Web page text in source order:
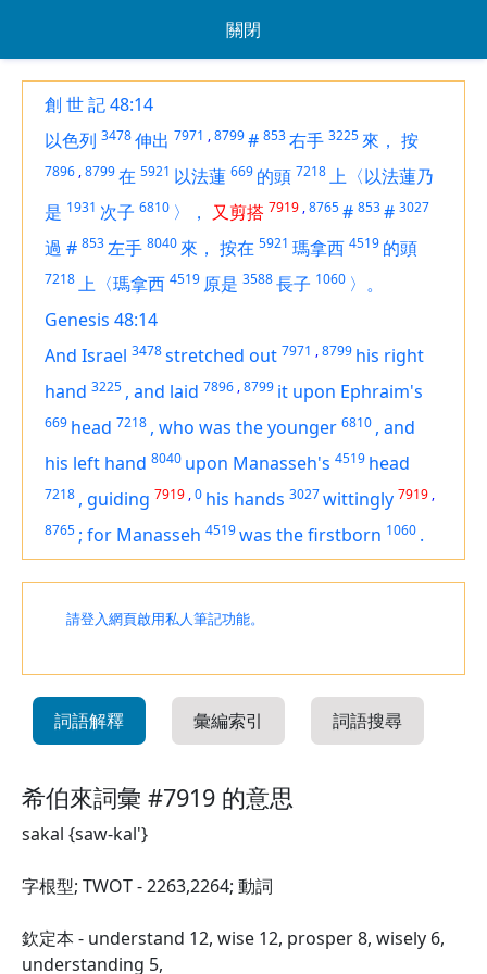
關閉
創 世 記 48:14
以色列 3478伸出 7971 ,8799# 853右手 3225 來， 按
7896 ,8799在 5921 以法蓮 669 的頭 7218上〈以法蓮乃
是 1931 次子 6810 〉， 又剪搭 7919 ,8765# 853# 3027
過 # 853左手 8040 來， 按在 5921 瑪拿西 4519 的頭
7218上〈瑪拿西 4519 原是 3588長子 1060 〉。
Genesis 48:14
And Israel 3478stretched out 7971 ,8799 his right
hand 3225 , and laid 7896 ,8799 it upon Ephraim's
669 head 7218 , who was the younger 6810 , and
his left hand 8040 upon Manasseh's 4519 head
7218 , guiding 7919 ,0 his hands 3027wittingly 7919 ,
8765 ; for Manasseh 4519was the firstborn 1060 .
請登入網頁啟用私人筆記功能。
詞語解釋 彙編索引 詞語搜尋
希伯來詞彙 #7919 的意思
sakal {saw-kal'}
字根型; TWOT - 2263,2264; 動詞
欽定本 - understand 12, wise 12, prosper 8, wisely 6,
understanding 5,